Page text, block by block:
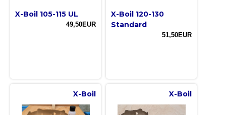
X-Boil 105-115 UL
49,50EUR
X-Boil 120-130
Standard
51,50EUR
X-Boil X-Boil